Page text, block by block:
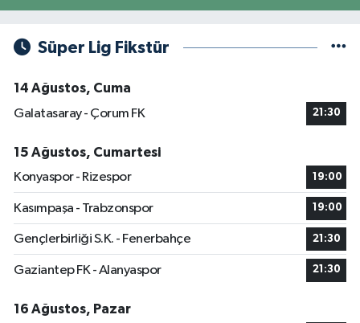
Süper Lig Fikstür
14 Ağustos, Cuma
Galatasaray - Çorum FK
21:30
15 Ağustos, Cumartesi
Konyaspor - Rizespor
19:00
Kasımpaşa - Trabzonspor 19:00
Gençlerbirliği S.K. - Fenerbahçe 21:30
Gaziantep FK - Alanyaspor 21:30
16 Ağustos, Pazar